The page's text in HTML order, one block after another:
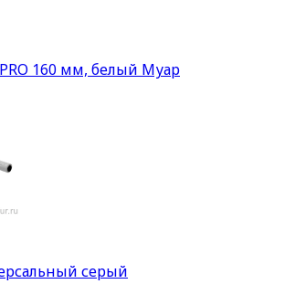
160 мм, белый Муар
серый